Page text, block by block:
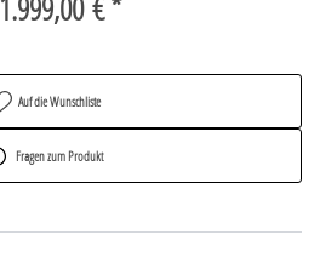
Auf die Wunschliste
Fragen zum Produkt